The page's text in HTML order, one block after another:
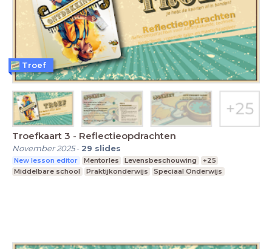
Troefkaart 3 - Reflectieopdrachten
November 2025- 29 slides
New lesson editor Mentorles Levensbeschouwing
+25
Middelbare school
Praktijkonderwijs Speciaal Onderwijs
Troef